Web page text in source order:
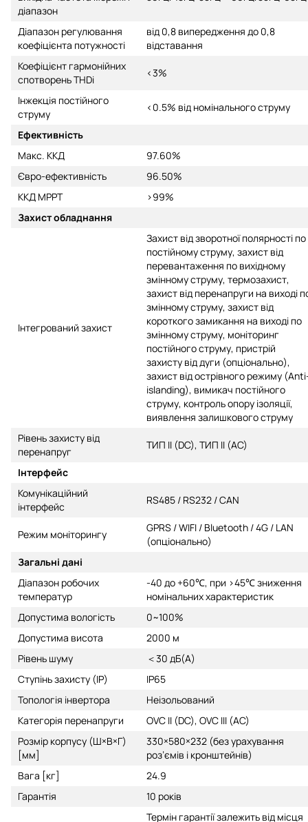
діапазон
Діапазон регулювання
коефіцієнта потужності
від 0,8 випередження до 0,8
відставання
Коефіцієнт гармонійних
спотворень THDi
<3%
Інжекція постійного
струму
<0.5% від номінального струму
Ефективність
Макс. ККД
97.60%
Євро-ефективність
96.50%
ККД MPPT
>99%
Захист обладнання
Інтегрований захист
Захист від зворотної полярності по
постійному струму, захист від
перевантаження по вихідному
змінному струму, термозахист,
захист від перенапруги на виході
змінному струму, захист від
короткого замикання на виході по
змінному струму, моніторинг
постійного струму, пристрій
захисту від дуги (опціонально),
захист від острівного режиму
islanding), вимикач постійного
струму, контроль опору ізоляції,
виявлення залишкового струму
Рівень захисту від
перенапруг
ТИП II (DC), ТИП II (AC)
Інтерфейс
Комунікаційний
інтерфейс
RS485 / RS232 / CAN
Режим моніторингу
GPRS / WIFI / Bluetooth / 4G / LAN
(опціонально)
Загальні дані
Діапазон робочих
температур
-40 до +60℃, при >45℃ зниження
номінальних характеристик
Допустима вологість
0~100%
Допустима висота
2000 м
Рівень шуму
＜30 дБ(А)
Ступінь захисту (IP)
IP65
Топологія інвертора
Неізольований
Категорія перенапруги
OVC II (DC), OVC III (AC)
Розмір корпусу (Ш×В×Г)
[мм]
330×580×232 (без урахування
роз’ємів і кронштейнів)
Вага [кг]
24.9
Гарантія
10 років
Термін гарантії залежить від місця